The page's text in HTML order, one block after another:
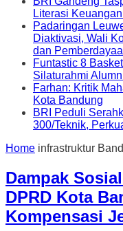
Literasi
Padaringan
Diaktivasi, Wali
dan
Funtastic 8
Silaturahmi
Farhan: Kritik
Kota Bandung
BRI Peduli
300/Teknik,
Home infrastruktur
Dampak
DPRD Kota
Kompensasi